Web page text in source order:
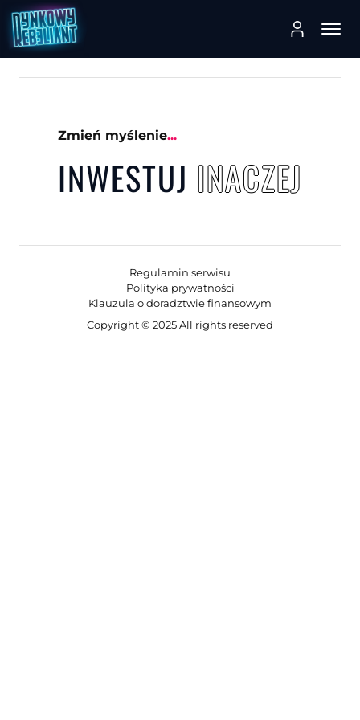
Zmień myślenie...
INWESTUJ INACZEJ
Regulamin serwisu
Polityka prywatności
Klauzula o doradztwie finansowym
Copyright © 2025 All rights reserved